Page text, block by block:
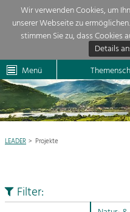
Wir verwenden Cookies, um
unserer Webseite zu
stimmen Sie zu, dass Cookies
Details
Menü
Aktuelles
Region
Projekte
Mein Projekt
Die Regionalentwicklung in
geben wir hier eine Übersicht
mehr Informationen einfach das
Projekte in diesem Kontext
Natur- &
Baukultur
Ortsbild, Baukultur und
LEADER Projekte
Filter: